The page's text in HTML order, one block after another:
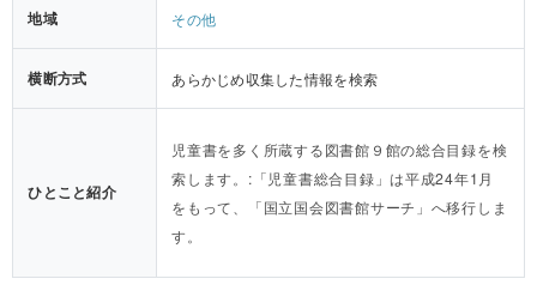
地域 その他
横断方式 あらかじめ収集した情報を検索
ひとこと紹介
児童書を多く所蔵する図書館９館の総合目録を検
索します。:「児童書総合目録」は平成24年1月
をもって、「国立国会図書館サーチ」へ移行しま
す。